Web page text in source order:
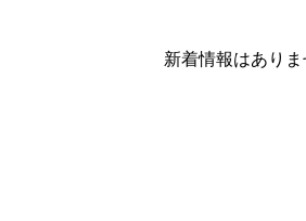
新着情報はあり